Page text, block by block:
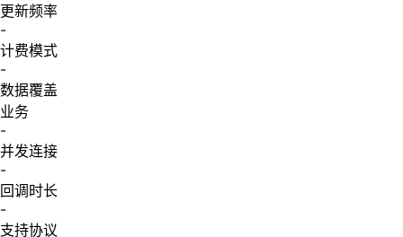
更新频率
-
计费模式
-
数据覆盖
业务
-
并发连接
-
回调时长
-
支持协议